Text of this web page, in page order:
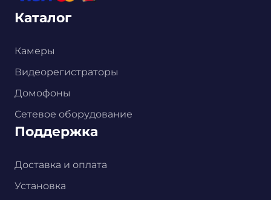
Каталог
Камеры
Видеорегистраторы
Домофоны
Сетевое оборудование
Поддержка
Доставка и оплата
Установка